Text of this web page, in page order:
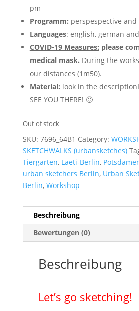
pm
Programm: perspespective
Languages: english, german
COVID-19 Measures: please
medical mask. During the
our distances (1m50).
Material: look in the
SEE YOU THERE! 🙂
Out of stock
SKU: 7696_64B1 Category:
SKETCHWALKS (urbansketches)
Tiergarten, Laeti-Berlin,
urban sketchers Berlin, Urban
Berlin, Workshop
Beschreibung
Bewertungen (0)
Beschreibung
Let’s go sketching!